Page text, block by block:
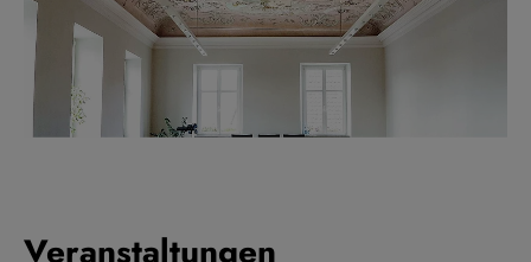
Veranstaltungen